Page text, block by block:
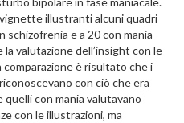
illustranti alcuni quadri
schizofrenia e a 20 con mania
valutazione dell’insight con le
è risultato che i
con ciò che era
con mania valutavano
con le illustrazioni, ma